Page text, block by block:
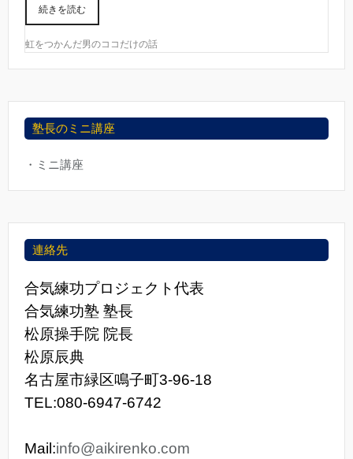
続きを読む
虹をつかんだ男のココだけの話
塾長のミニ講座
・ミニ講座
連絡先
合気練功プロジェクト代表
合気練功塾 塾長
松原操手院 院長
松原辰典
名古屋市緑区鳴子町3-96-18
TEL:080-6947-6742
Mail:info@aikirenko.com